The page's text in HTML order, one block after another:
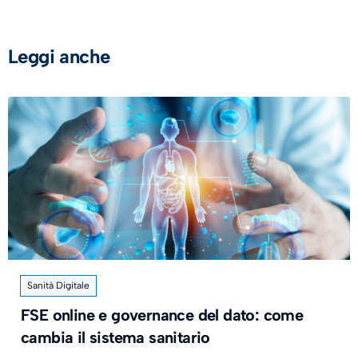
Leggi anche
Sanità Digitale
FSE online e governance del dato: come
cambia il sistema sanitario